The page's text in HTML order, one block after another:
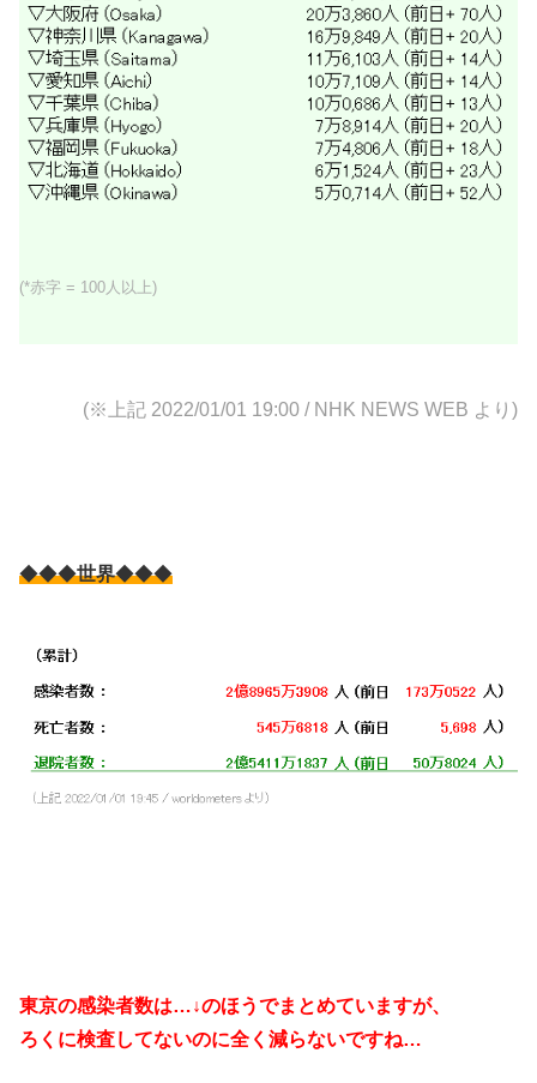
(*赤字 = 100人以上)
(※上記 2022/01/01 19:00 / NHK NEWS WEB より)
◆◆◆世界◆◆◆
東京の感染者数は…↓のほうでまとめていますが、
ろくに検査してないのに全く減らないですね…